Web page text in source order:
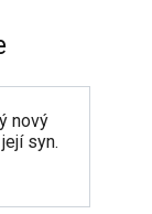
nový
syn.